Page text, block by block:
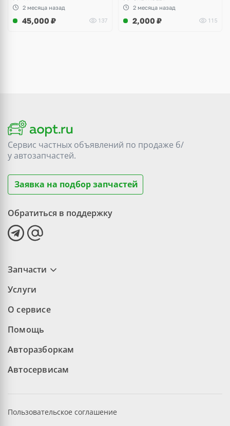
Audi A3, Seat Altea
2 месяца назад
45,000 ₽ 137
2 месяца назад
2,000 ₽ 115
Сервис частных объявлений по продаже б/
уавтозапчастей.
Заявка на подбор запчастей
Обратиться в поддержку
Запчасти
Услуги
О сервисе
Помощь
Авторазборкам
Автосервисам
Пользовательское соглашение